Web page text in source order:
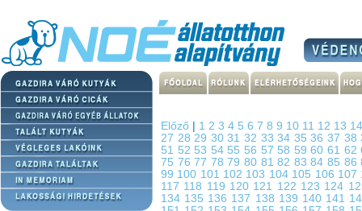
Előző 1 2 3 4 5 6 7 8 9 10 11 12 13
27 2829 303132 3334 353637 38
51 52 53 54 55 56 57 58 596061 62
75 7677 787980 8182 838485 86
99 100 101 102 103 104 105 106 107
117 118 119 120 121 122 123 124
134 135 136 137 138 139 140 141